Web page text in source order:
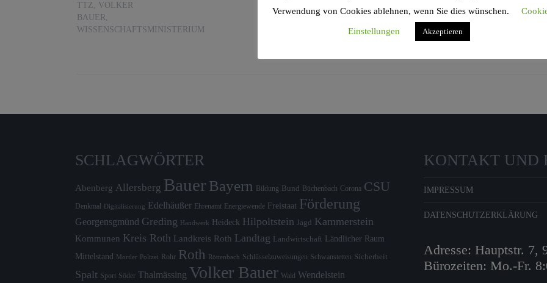
TTZ, VOLKER
BAUER,
WISSENSCHAFTSMINISTERIUM
SCHLAGWÖRTER
Abenberg Allersberg Bauer Bayern Bildung Bund Büchenbach Corona CSU
Denkmal Digitalisierung Edelhäußer Ehrenamt Energiewende Freistaat Förderung
Georgensgmünd Greding Handwerk Heideck Hilpoltstein Jagd Kammerstein
Kommunen Kreis Roth Landkreis Roth Landtag Landwirtschaft Ländlicher Raum
Mittelstand Mortler Polizei Rohr Roth Röttenbach Schlüsselzuweisungen Schwanstetten Sicherheit
Spalt Sport Söder Thalmässing Volker Bauer Wald Wendelstein
KONTAKT UND
IMPRESSUM
DATENSCHUTZERKLÄRUNG
Adresse: Hauptstr. 7,
Bürozeiten: Mo.-Fr.
Verwendung von Cookies ablehnen, wenn Sie dies wünschen.
Einstellungen Akzeptieren